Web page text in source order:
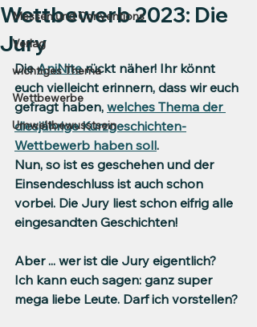
Messen und Conventions
Verlag
wichtiges Thema
Wettbewerbe
Umweltbewusstsein
Wettbewerb 2023: Die
Jury
Die AniNite rückt näher! Ihr könnt
euch vielleicht erinnern, dass wir euch
gefragt haben, welches Thema der
diesjährige Kurzgeschichten-
Wettbewerb haben soll.
Nun, so ist es geschehen und der
Einsendeschluss ist auch schon
vorbei. Die Jury liest schon eifrig alle
eingesandten Geschichten!
Aber ... wer ist die Jury eigentlich?
Ich kann euch sagen: ganz super
mega liebe Leute. Darf ich vorstellen?